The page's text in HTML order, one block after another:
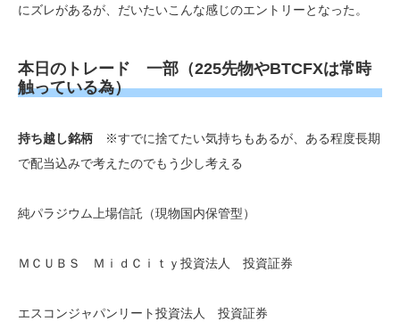
にズレがあるが、だいたいこんな感じのエントリーとなった。
本日のトレード 一部 （225先物やBTCFXは常時
触っている為）
持ち越し銘柄
※すでに捨てたい気持ちもあるが、ある程度長期
で配当込みで考えたのでもう少し考える
純パラジウム上場信託（現物国内保管型）
ＭＣＵＢＳ ＭｉｄＣｉｔｙ投資法人 投資証券
エスコンジャパンリート投資法人 投資証券